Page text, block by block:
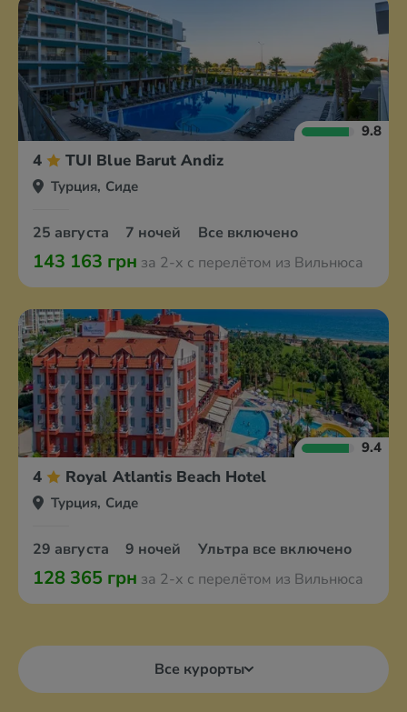
9.8
4 TUI Blue Barut Andiz
Турция, Сиде
25 августа 7 ночей Все включено
143 163 грн за 2-х с перелётом из Вильнюса
9.4
4 Royal Atlantis Beach Hotel
Турция, Сиде
29 августа 9 ночей Ультра все включено
128 365 грн за 2-х с перелётом из Вильнюса
Все курорты